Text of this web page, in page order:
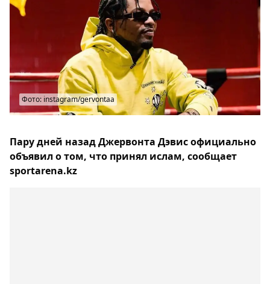
Фото: instagram/gervontaa
Пару дней назад Джервонта Дэвис официально
объявил о том, что принял ислам, сообщает
sportarena.kz